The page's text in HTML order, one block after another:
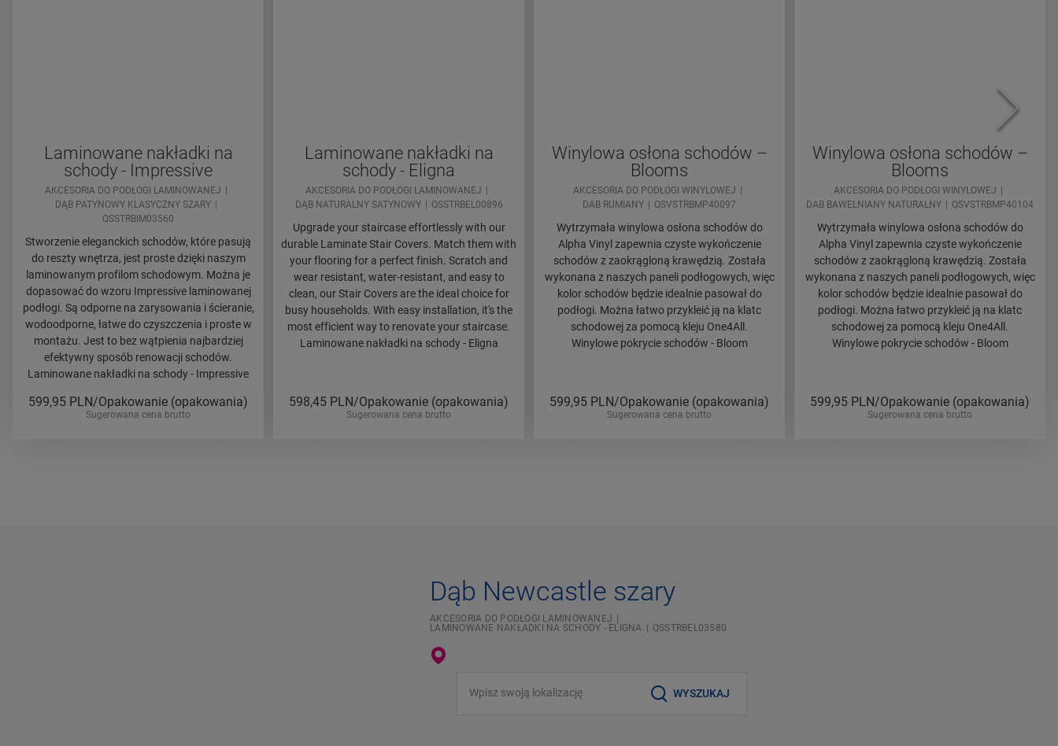
Laminowane nakładki na
schody - Impressive
AKCESORIA DO PODŁOGI LAMINOWANEJ
DĄB PATYNOWY KLASYCZNY SZARY
QSSTRBIM03560
Stworzenie eleganckich schodów, które pasują
do reszty wnętrza, jest proste dzięki naszym
laminowanym profilom schodowym. Można je
dopasować do wzoru Impressive laminowanej
podłogi. Są odporne na zarysowania i ścieranie,
wodoodporne, łatwe do czyszczenia i proste w
montażu. Jest to bez wątpienia najbardziej
efektywny sposób renowacji schodów.
Laminowane nakładki na schody - Impressive
599,95 PLN/Opakowanie (opakowania)
Sugerowana cena brutto
Laminowane nakładki na
schody - Eligna
AKCESORIA DO PODŁOGI LAMINOWANEJ
DĄB NATURALNY SATYNOWY
QSSTRBEL00896
Upgrade your staircase effortlessly with our
durable Laminate Stair Covers. Match them with
your flooring for a perfect finish. Scratch and
wear resistant, water-resistant, and easy to
clean, our Stair Covers are the ideal choice for
busy households. With easy installation, it's the
most efficient way to renovate your staircase.
Laminowane nakładki na schody - Eligna
598,45 PLN/Opakowanie (opakowania)
Sugerowana cena brutto
Winylowa osłona schodów –
Blooms
AKCESORIA DO PODŁOGI WINYLOWEJ
DAB RUMIANY
QSVSTRBMP40097
Wytrzymała winylowa osłona schodów do
Alpha Vinyl zapewnia czyste wykończenie
schodów z zaokrągloną krawędzią. Została
wykonana z naszych paneli podłogowych, więc
kolor schodów będzie idealnie pasował do
podłogi. Można łatwo przykleić ją na klatc
schodowej za pomocą kleju One4All.
Winylowe pokrycie schodów - Bloom
599,95 PLN/Opakowanie (opakowania)
Sugerowana cena brutto
Winylowa osłona schodów –
Blooms
AKCESORIA DO PODŁOGI WINYLOWEJ
DAB BAWELNIANY NATURALNY
QSVSTRBMP40104
Wytrzymała winylowa osłona schodów do
Alpha Vinyl zapewnia czyste wykończenie
schodów z zaokrągloną krawędzią. Została
wykonana z naszych paneli podłogowych, więc
kolor schodów będzie idealnie pasował do
podłogi. Można łatwo przykleić ją na klatc
schodowej za pomocą kleju One4All.
Winylowe pokrycie schodów - Bloom
599,95 PLN/Opakowanie (opakowania)
Sugerowana cena brutto
Dąb Newcastle szary
AKCESORIA DO PODŁOGI LAMINOWANEJ
LAMINOWANE NAKŁADKI NA SCHODY - ELIGNA
QSSTRBEL03580
WYSZUKAJ